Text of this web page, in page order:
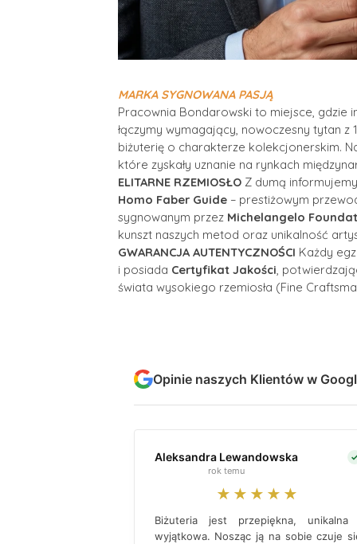
MARKA SYGNOWANA PASJĄ
Pracownia Bondarowski to miejsce, gdzie
łączymy wymagający, nowoczesny tytan
biżuterię o charakterze kolekcjonerskim.
które zyskały uznanie na rynkach
ELITARNE RZEMIOSŁOZ dumą
Homo Faber Guide– prestiżowym
sygnowanym przez Michelangelo
kunszt naszych metod oraz unikalność
GWARANCJA AUTENTYCZNOŚCI Każdy
i posiada Certyfikat Jakości ,
świata wysokiego rzemiosła (Fine
Opinie naszych Klientów w
Aleksandra Lewandowska
rok temu
★★★★★
Biżuteria jest przepiękna,
wyjątkowa. Nosząc ją na sobie czuje